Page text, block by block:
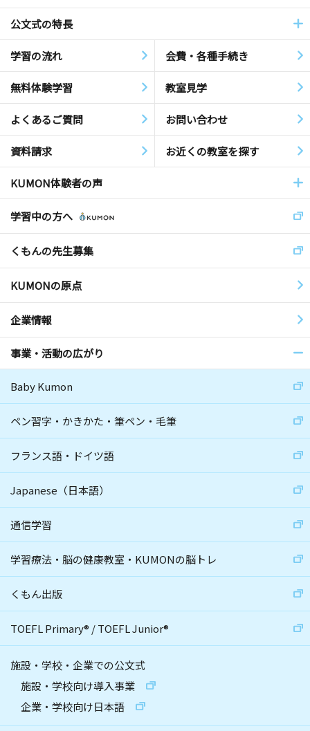
公文式の特長
学習の流れ 会費・各種手続き
無料体験学習 教室見学
よくあるご質問 お問い合わせ
資料請求 お近くの教室を探す
KUMON体験者の声
学習中の方へ
くもんの先生募集
KUMONの原点
企業情報
事業・活動の広がり
Baby Kumon
ペン習字・かきかた・筆ペン・毛筆
フランス語・ドイツ語
Japanese（日本語）
通信学習
学習療法・脳の健康教室・KUMONの脳トレ
くもん出版
TOEFL Primary® /TOEFL Junior®
施設・学校・企業での公文式
施設・学校向け導入事業
企業・学校向け日本語